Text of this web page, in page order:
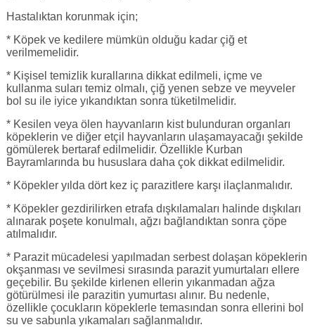
Hastalıktan korunmak için;
* Köpek ve kedilere mümkün olduğu kadar çiğ et
verilmemelidir.
* Kişisel temizlik kurallarına dikkat edilmeli, içme ve
kullanma suları temiz olmalı, çiğ yenen sebze ve meyveler
bol su ile iyice yıkandıktan sonra tüketilmelidir.
* Kesilen veya ölen hayvanların kist bulunduran organları
köpeklerin ve diğer etçil hayvanların ulaşamayacağı şekilde
gömülerek bertaraf edilmelidir. Özellikle Kurban
Bayramlarında bu hususlara daha çok dikkat edilmelidir.
* Köpekler yılda dört kez iç parazitlere karşı ilaçlanmalıdır.
* Köpekler gezdirilirken etrafa dışkılamaları halinde dışkıları
alınarak poşete konulmalı, ağzı bağlandıktan sonra çöpe
atılmalıdır.
* Parazit mücadelesi yapılmadan serbest dolaşan köpeklerin
okşanması ve sevilmesi sırasında parazit yumurtaları ellere
geçebilir. Bu şekilde kirlenen ellerin yıkanmadan ağza
götürülmesi ile parazitin yumurtası alınır. Bu nedenle,
özellikle çocukların köpeklerle temasından sonra ellerini bol
su ve sabunla yıkamaları sağlanmalıdır.